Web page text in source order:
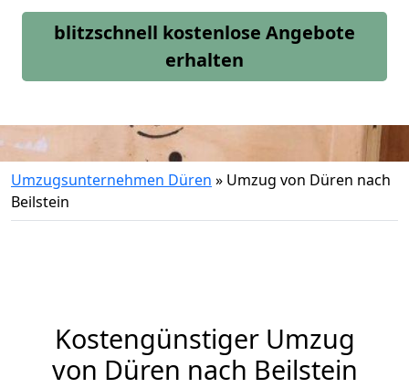
blitzschnell kostenlose Angebote
erhalten
Umzugsunternehmen Düren » Umzug von Düren nach
Beilstein
Kostengünstiger Umzug
von Düren nach Beilstein